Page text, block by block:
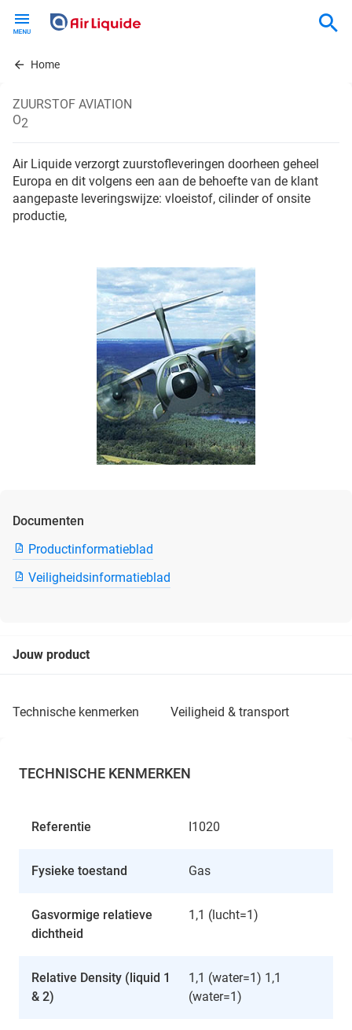
contentHome
ZUURSTOF AVIATION
O2
Air Liquide verzorgt zuurstofleveringen doorheen geheel
Europa en dit volgens een aan de behoefte van de klant
aangepaste leveringswijze: vloeistof, cilinder of onsite
productie,
Documenten
Productinformatieblad
Veiligheidsinformatieblad
Jouw product
technische kenmerken veiligheid & transport
TECHNISCHE KENMERKEN
Referentie I1020
Fysieke toestand Gas
Gasvormige relatieve
dichtheid
1,1 (lucht=1)
Relative Density (liquid 1
& 2)
1,1 (water=1) 1,1
(water=1)